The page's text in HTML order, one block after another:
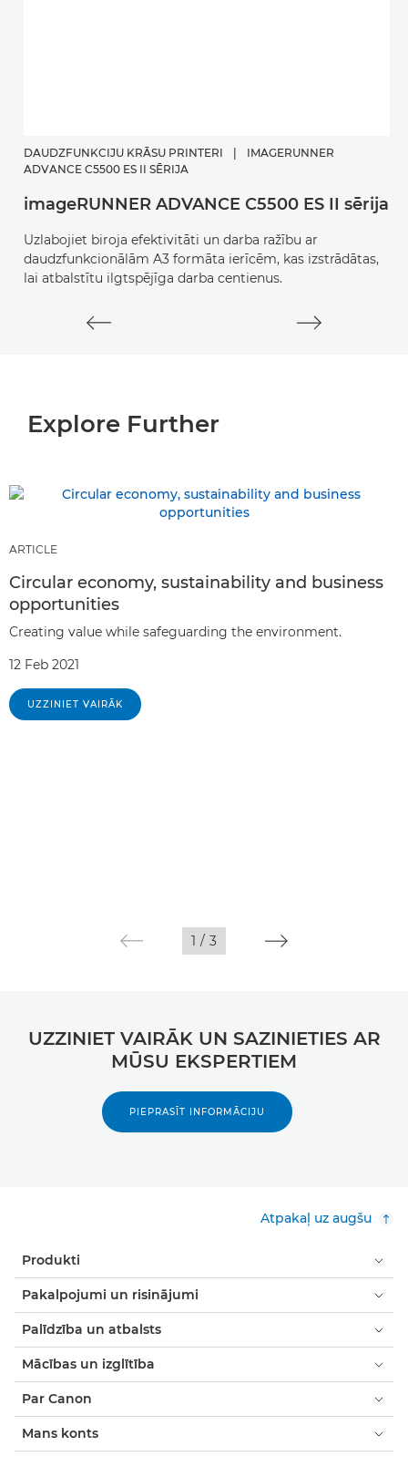
DAUDZFUNKCIJU KRĀSU PRINTERI |
IMAGERUNNER
ADVANCE C5500 ES II SĒRIJA
imageRUNNER ADVANCE C5500 ES II sērija
Uzlabojiet biroja efektivitāti un darba ražību ar
daudzfunkcionālām A3 formāta ierīcēm, kas izstrādātas,
lai atbalstītu ilgtspējīga darba centienus.
Explore Further
ARTICLE
Circular economy, sustainability and business
opportunities
Creating value while safeguarding the environment.
12 Feb 2021
UZZINIET VAIRĀK
1 / 3
UZZINIET VAIRĀK UN SAZINIETIES AR
MŪSU EKSPERTIEM
PIEPRASĪT INFORMĀCIJU
Atpakaļ uz augšu
Produkti
Pakalpojumi un risinājumi
Palīdzība un atbalsts
Mācības un izglītība
Par Canon
Mans konts